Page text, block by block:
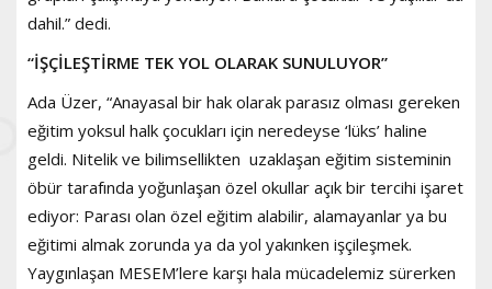
dahil.” dedi.
“İŞÇİLEŞTİRME TEK YOL OLARAK SUNULUYOR”
Ada Üzer, “Anayasal bir hak olarak parasız olması gereken
eğitim yoksul halk çocukları için neredeyse ‘lüks’ haline
geldi. Nitelik ve bilimsellikten uzaklaşan eğitim sisteminin
öbür tarafında yoğunlaşan özel okullar açık bir tercihi işaret
ediyor: Parası olan özel eğitim alabilir, alamayanlar ya bu
eğitimi almak zorunda ya da yol yakınken işçileşmek.
Yaygınlaşan MESEM’lere karşı hala mücadelemiz sürerken